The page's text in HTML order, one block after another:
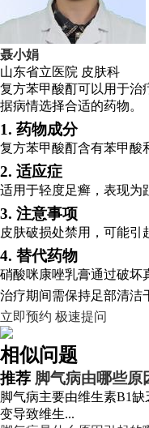
聂小娟
山东省立医院 皮肤科
复方苯甲酸酊可以用于治
据病情选择合适的药物。
1. 药物成分
复方苯甲酸酊含有苯甲酸
2. 适应症
适用于轻度足癣，表现为
3. 注意事项
皮肤破损处禁用，可能引
4. 替代药物
硝酸咪康唑乳膏通过破坏
治疗期间需保持足部清洁
立即预约 极速提问
相似问题
推荐 脚气病由哪些原
脚气病主要由维生素B1
变导致维生...